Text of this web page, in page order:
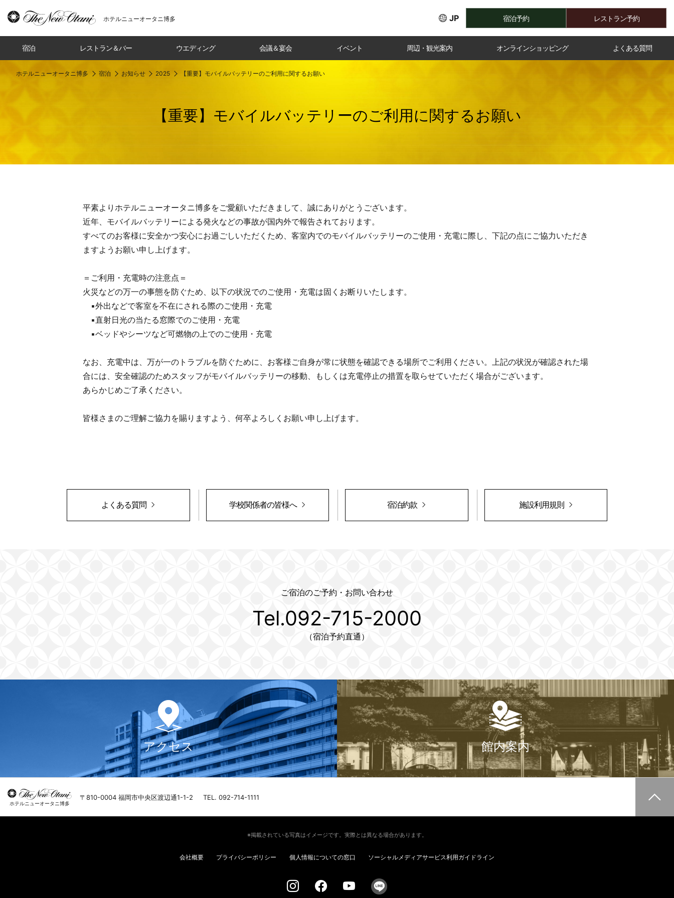
ホテルニューオータニ博多 JP 宿泊予約 レストラン予約
宿泊 レストラン＆バー ウエディング 会議＆宴会 イベント 周辺・観光案内 オンラインショッピング よくある質問
ホテルニューオータニ博多 宿泊 お知らせ 2025 【重要】モバイルバッテリーのご利用に関するお願い
【重要】 モバイルバッテリーのご利用に関するお願い
平素よりホテルニューオータニ博多をご愛顧いただきまして、誠にありがとうございます。
近年、モバイルバッテリーによる発火などの事故が国内外で報告されております。
すべてのお客様に安全かつ安心にお過ごしいただくため、客室内でのモバイルバッテリーのご使用・充電に際し、下記の点にご協力いただき
ますようお願い申し上げます。
＝ご利用・充電時の注意点＝
火災などの万一の事態を防ぐため、以下の状況でのご使用・充電は固くお断りいたします。
▪外出などで客室を不在にされる際のご使用・充電
▪直射日光の当たる窓際でのご使用・充電
▪ベッドやシーツなど可燃物の上でのご使用・充電
なお、充電中は、万が一のトラブルを防ぐために、お客様ご自身が常に状態を確認できる場所でご利用ください。上記の状況が確認された場
合には、安全確認のためスタッフがモバイルバッテリーの移動、もしくは充電停止の措置を取らせていただく場合がございます。
あらかじめご了承ください。
皆様さまのご理解ご協力を賜りますよう、何卒よろしくお願い申し上げます。
よくある質問 学校関係者の皆様へ 宿泊約款 施設利用規則
ご宿泊のご予約・お問い合わせ
Tel.092-715-2000
（宿泊予約直通）
アクセス 館内案内
ホテルニューオータニ博多
〒810-0004 福岡市中央区渡辺通1-1-2 TEL. 092-714-1111
※掲載されている写真はイメージです。実際とは異なる場合があります。
会社概要 プライバシーポリシー 個人情報についての窓口 ソーシャルメディアサービス利用ガイドライン